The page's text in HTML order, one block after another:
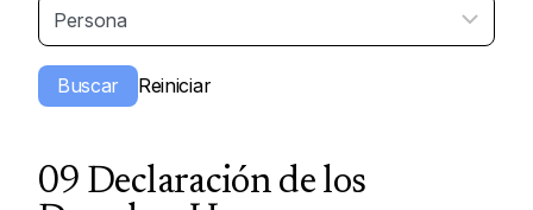
09 Declaración de los